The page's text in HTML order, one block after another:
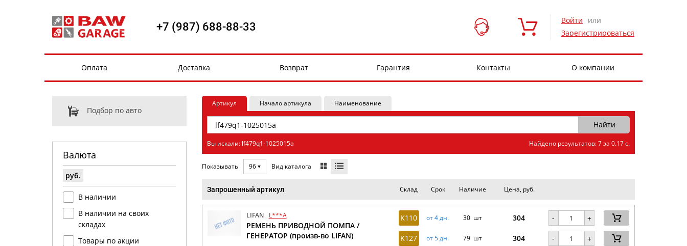
+7 (987) 688-88-33 Войти
или
Зарегистрироваться
Оплата Доставка Возврат Гарантия Контакты О компании
Подбор по авто
Валюта
руб.
В наличии
В наличии на своих
складах
Товары по акции
Артикул Начало артикула Наименование
Вы искали: lf479q1-1025015a Найдено результатов: 7 за 0.17 с.
Показывать 96 Вид каталога
Запрошенный артикул Склад Срок Наличие Цена, руб.
LIFAN L***A
РЕМЕНЬ ПРИВОДНОЙ ПОМПА /
ГЕНЕРАТОР (произв-во LIFAN)
K110 от 4 дн. 30 шт 304 - +
K127 от 5 дн. 79 шт 304 - +